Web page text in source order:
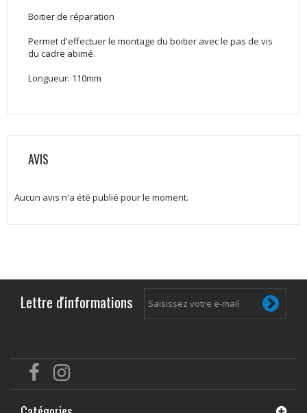
Boitier de réparation
Permet d'effectuer le montage du boitier avec le pas de vis
du cadre abimé.
Longueur: 110mm
AVIS
Aucun avis n'a été publié pour le moment.
Lettre d'informations